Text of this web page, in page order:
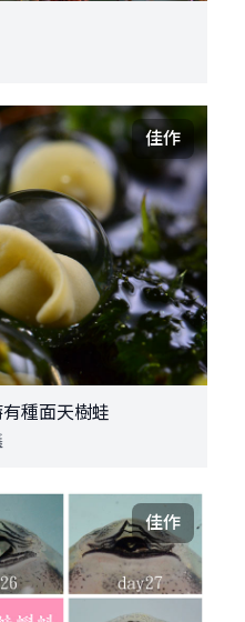
佳作
種面天樹蛙
佳作